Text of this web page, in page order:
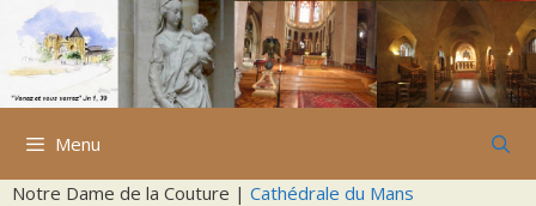
Aller
contenu
Menu
Notre Dame de la Couture | Cathédrale du Mans